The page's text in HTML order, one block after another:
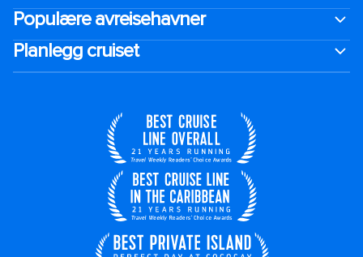
Populære avreisehavner
Planlegg cruiset